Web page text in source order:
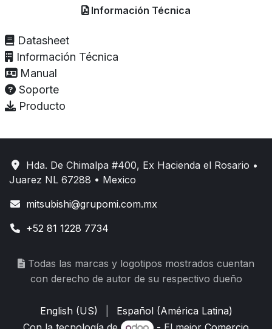
Información Técnica
Datasheet
Información Técnica
Manual
Soporte
Producto
Hda. De Chimalpa #400, Ex Hacienda el Rosario •
Juarez NL 67288 • Mexico
mitsubishi@grupomi.com.mx
+52 81 1228 7734
Todas las marcas y logotipos mostrados cuentan
con derecho de autor de su respectivo dueño
English (US)
Español (América Latina)